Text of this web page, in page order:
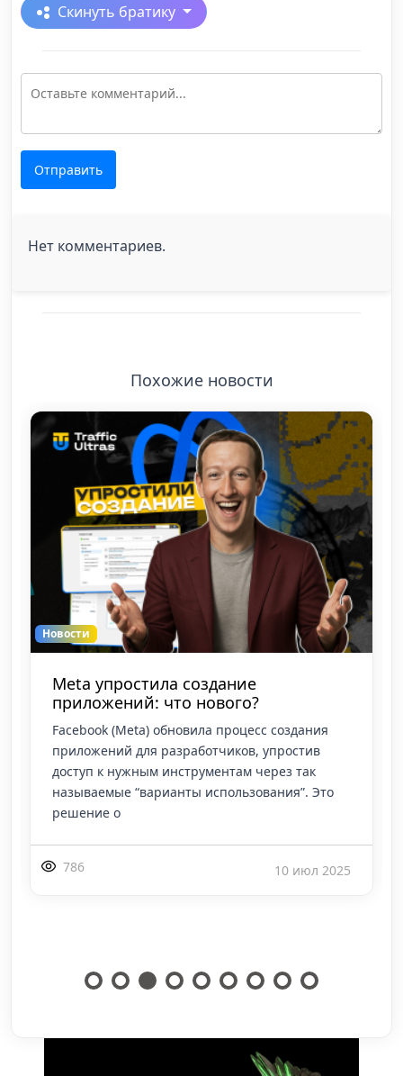
Скинуть братику
Отправить
Нет комментариев.
Похожие новости
Новости
Meta убирает "Audience Types" в
каталогах: как теперь настроить
ретаргетинг?
Ретаргетинг доступен через Catalog Custom
Audiences. Этот инструмент позволяет
показывать рекламу пользователям, которые
взаимодействовали с товарами в каталоге.
1178 3 фев 2025